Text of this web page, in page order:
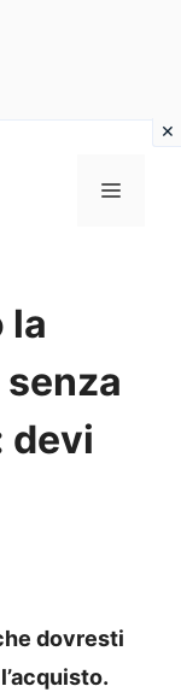
MENU
la
devi
dovresti